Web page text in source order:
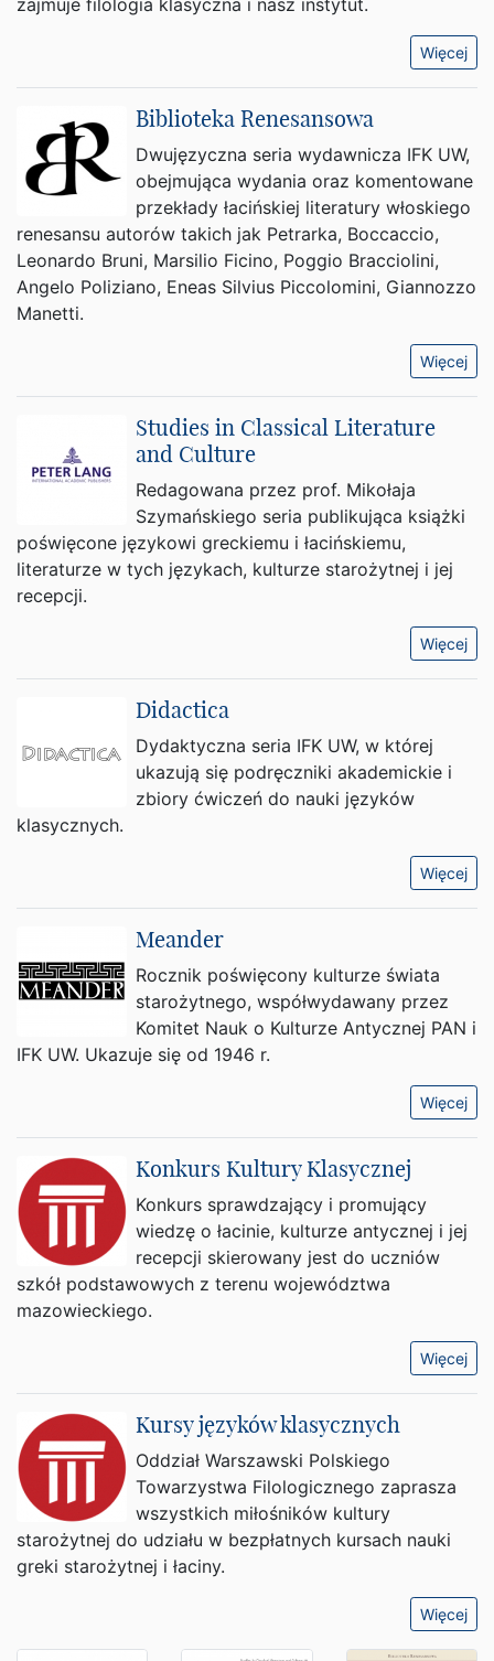
zajmuje filologia klasyczna i nasz instytut.
Więcej
Biblioteka Renesansowa
Dwujęzyczna seria wydawnicza IFK UW,
obejmująca wydania oraz komentowane
przekłady łacińskiej literatury włoskiego
renesansu autorów takich jak Petrarka, Boccaccio,
Leonardo Bruni, Marsilio Ficino, Poggio Bracciolini,
Angelo Poliziano, Eneas Silvius Piccolomini, Giannozzo
Manetti.
Więcej
Studies in Classical Literature
and Culture
Redagowana przez prof. Mikołaja
Szymańskiego seria publikująca książki
poświęcone językowi greckiemu i łacińskiemu,
literaturze w tych językach, kulturze starożytnej i jej
recepcji.
Więcej
Didactica
Dydaktyczna seria IFK UW, w której
ukazują się podręczniki akademickie i
zbiory ćwiczeń do nauki języków
klasycznych.
Więcej
Meander
Rocznik poświęcony kulturze świata
starożytnego, współwydawany przez
Komitet Nauk o Kulturze Antycznej PAN i
IFK UW. Ukazuje się od 1946 r.
Więcej
Konkurs Kultury Klasycznej
Konkurs sprawdzający i promujący
wiedzę o łacinie, kulturze antycznej i jej
recepcji skierowany jest do uczniów
szkół podstawowych z terenu województwa
mazowieckiego.
Więcej
Kursy języków klasycznych
Oddział Warszawski Polskiego
Towarzystwa Filologicznego zaprasza
wszystkich miłośników kultury
starożytnej do udziału w bezpłatnych kursach nauki
greki starożytnej i łaciny.
Więcej